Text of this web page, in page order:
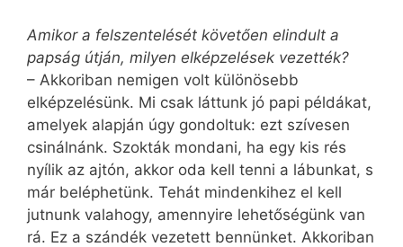
Amikor a felszentelését követően elindult a
papság útján, milyen elképzelések vezették?
– Akkoriban nemigen volt különösebb
elképzelésünk. Mi csak láttunk jó papi példákat,
amelyek alapján úgy gondoltuk: ezt szívesen
csinálnánk. Szokták mondani, ha egy kis rés
nyílik az ajtón, akkor oda kell tenni a lábunkat, s
már beléphetünk. Tehát mindenkihez el kell
jutnunk valahogy, amennyire lehetőségünk van
rá. Ez a szándék vezetett bennünket. Akkoriban